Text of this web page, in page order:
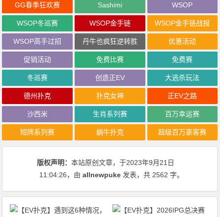
GG春季狂欢赛 Sashimi WSOP
WSOP冬巡赛 WSOP金手链 WSOP金手链战报
WSOP高手过招 丹牛也疯狂逆转胜 优惠活动
促销活动 免费比赛 免费赛
冬巡赛 创造正EV 大逃杀玩法
德州扑克 扑克女神 正EV之路
沙西米 生肖系列赛 百万幸运赛
短牌系列赛 蜗牛扑克 超级百万豪客赛
版权声明：本站原创文章，于2023年9月21日
11:04:26，由allnewpuke 发表，共 2562 字。